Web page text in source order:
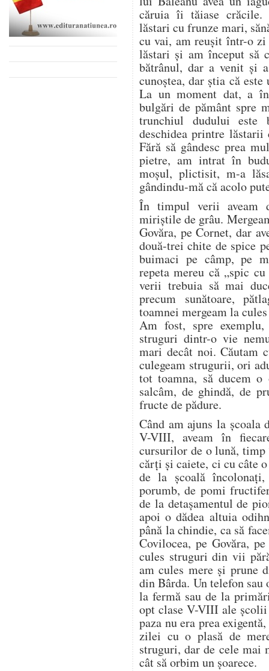
căruia îi tăiase crăcile.
lăstari cu frunze mari,
cu vai, am reușit într-o
lăstari și am început să
bătrânul, dar a venit și
cunoștea, dar știa că
La un moment dat, a
bulgări de pământ spre
trunchiul dudului este
deschidea printre
Fără să gândesc prea
pietre, am intrat în
moșul, plictisit, m-a
gândindu-mă că acolo
În timpul verii aveam
miriștile de grâu.
Govăra, pe Cornet, dar
două-trei chite de spice
buimaci pe câmp, pe
repeta mereu că „spic
verii trebuia să mai
precum sunătoare,
toamnei mergeam la
Am fost, spre
struguri dintr-o vie
mari decât noi. Căutam
culegeam strugurii, ori
tot toamna, să ducem o
salcâm, de ghindă, de
fructe de pădure.
Când am ajuns la școala
V-VIII, aveam în
cursurilor de o lună, timp
cărți și caiete, ci cu câte
de la școală
porumb, de pomi
de la detașamentul de
apoi o dădea altuia
până la chindie, ca să
Covilocea, pe Govăra,
cules struguri din vii
am cules mere și prune
din Bârda. Un telefon sau
la fermă sau de la
opt clase V-VIII ale școlii
paza nu era prea
zilei cu o plasă de
struguri, dar de cele mai
cât să orbim un șoarece.